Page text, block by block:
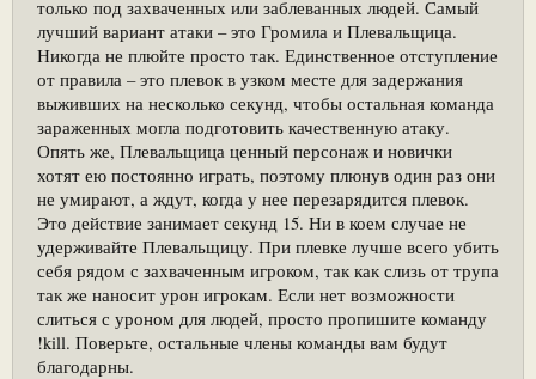
только под захваченных или заблеванных людей. Самый
лучший вариант атаки – это Громила и Плевальщица.
Никогда не плюйте просто так. Единственное отступление
от правила – это плевок в узком месте для задержания
выживших на несколько секунд, чтобы остальная команда
зараженных могла подготовить качественную атаку.
Опять же, Плевальщица ценный персонаж и новички
хотят ею постоянно играть, поэтому плюнув один раз они
не умирают, а ждут, когда у нее перезарядится плевок.
Это действие занимает секунд 15. Ни в коем случае не
удерживайте Плевальщицу. При плевке лучше всего убить
себя рядом с захваченным игроком, так как слизь от трупа
так же наносит урон игрокам. Если нет возможности
слиться с уроном для людей, просто пропишите команду
!kill. Поверьте, остальные члены команды вам будут
благодарны.